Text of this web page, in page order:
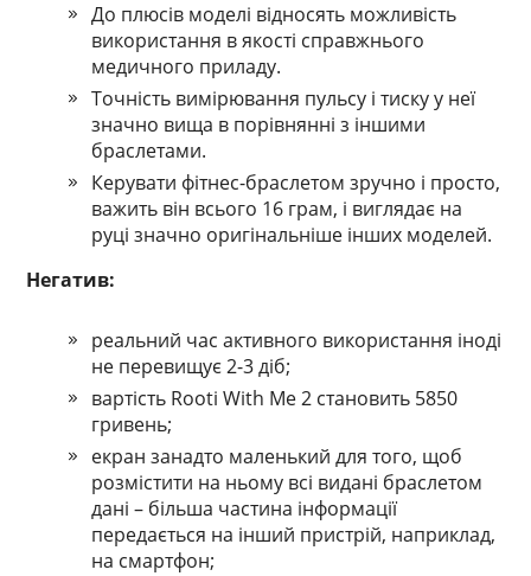
До плюсів моделі відносять можливість
використання в якості справжнього
медичного приладу.
Точність вимірювання пульсу і тиску у неї
значно вища в порівнянні з іншими
браслетами.
Керувати фітнес-браслетом зручно і просто,
важить він всього 16 грам, і виглядає на
руці значно оригінальніше інших моделей.
Негатив:
реальний час активного використання іноді
не перевищує 2-3 діб;
вартість Rooti With Me 2 становить 5850
гривень;
екран занадто маленький для того, щоб
розмістити на ньому всі видані браслетом
дані – більша частина інформації
передається на інший пристрій, наприклад,
на смартфон;